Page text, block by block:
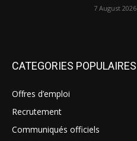
7 August 2026
CATEGORIES POPULAIRES
Offres d’emploi
Recrutement
Communiqués officiels